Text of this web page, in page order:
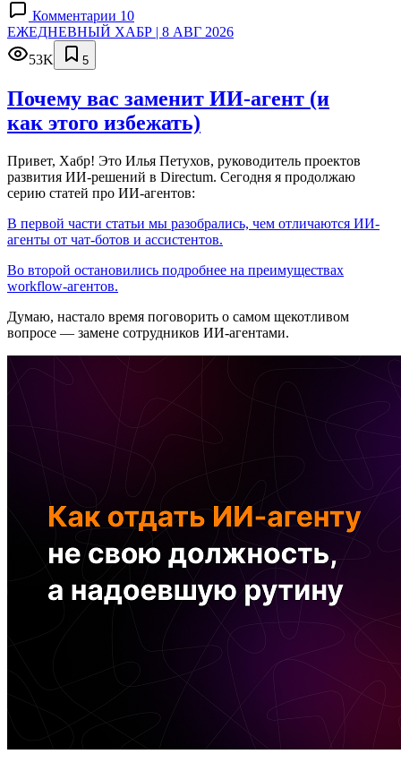
Комментарии 10
ЕЖЕДНЕВНЫЙ ХАБР | 8 АВГ 2026
53K
5
Почему вас заменит ИИ‑агент (и
как этого избежать)
Привет, Хабр! Это Илья Петухов, руководитель проектов
развития ИИ-решений в Directum. Сегодня я продолжаю
серию статей про ИИ-агентов:
В первой части статьи мы разобрались, чем отличаются ИИ-
агенты от чат-ботов и ассистентов.
Во второй остановились подробнее на преимуществах
workflow-агентов.
Думаю, настало время поговорить о самом щекотливом
вопросе — замене сотрудников ИИ-агентами.